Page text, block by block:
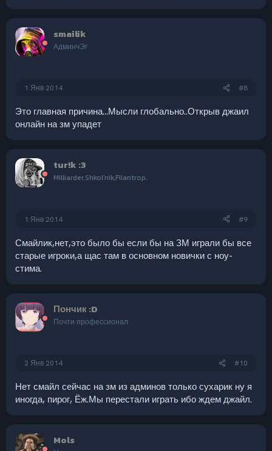
smailik
АдминчЭг
1 Янв 2014 #8
Это главная причина...Мысли глобально..Открыв джаил
онлайн на зм упадет
tur!k :3
Milliarder,Shkol'nik,Filantrop.
1 Янв 2014 #9
Смайлик,нет,это было бы если бы на ЗМ играли бы все
старые игроки,а щас там в основном новички с ноу-
стима.
Пончик :D
Почти профессионал
2 Янв 2014 #10
Нет смайл сейчас на зм из админов только сухарик ну я
иногда, пирог, Ёж.Мы перестали играть ибо ждем джайл.
Mols